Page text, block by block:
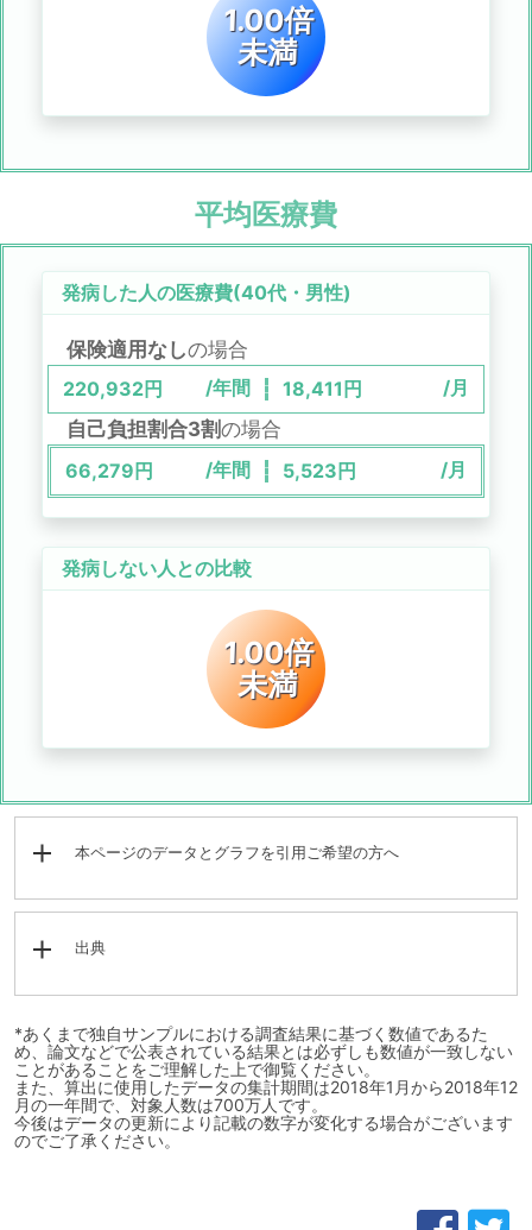
1.00倍
未満
平均医療費
発病した人の医療費(40代 ・ 男性)
保険適用なしの場合
220,932円 /年間 18,411円
/月
自己負担割合3割の場合
66,279円 /年間 5,523円 /月
発病しない人との比較
1.00倍
未満
本ページのデータとグラフを引用ご希望の方へ
出典
*あくまで独自サンプルにおける調査結果に基づく数値であるた
め、論文などで公表されている結果とは必ずしも数値が一致しない
ことがあることをご理解した上で御覧ください。
また、算出に使用したデータの集計期間は2018年1月から2018年12
月の一年間で、対象人数は700万人です。
今後はデータの更新により記載の数字が変化する場合がございます
のでご了承ください。